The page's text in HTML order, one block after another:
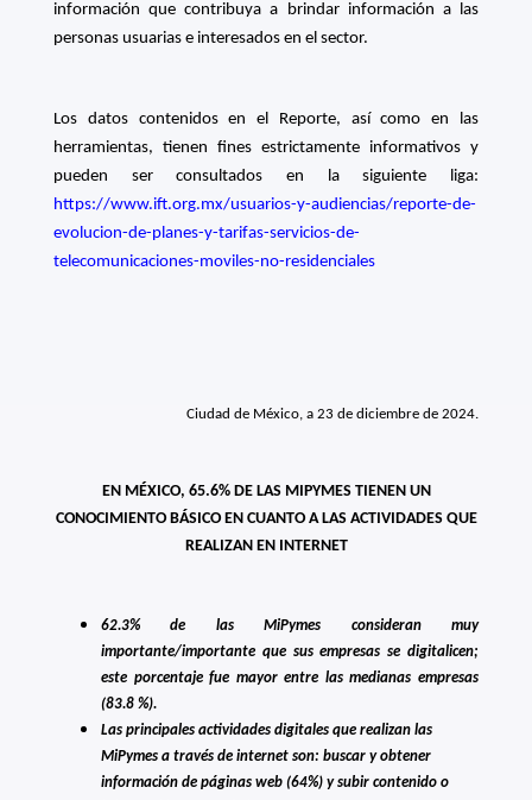
información que contribuya a brindar información a las
personas usuarias e interesados en el sector.
Los datos contenidos en el Reporte, así como en las
herramientas, tienen fines estrictamente informativos y
pueden ser consultados en la siguiente liga:
https://www.ift.org.mx/usuarios-y-audiencias/reporte-de-
evolucion-de-planes-y-tarifas-servicios-de-
telecomunicaciones-moviles-no-residenciales
Ciudad de México, a 23 de diciembre de 2024.
EN MÉXICO, 65.6% DE LAS MIPYMES TIENEN UN
CONOCIMIENTO BÁSICO EN CUANTO A LAS ACTIVIDADES QUE
REALIZAN EN INTERNET
62.3% de las MiPymes consideran muy
importante/importante que sus empresas se digitalicen;
este porcentaje fue mayor entre las medianas empresas
(83.8 %).
Las principales actividades digitales que realizan las
MiPymes a través de internet son: buscar y obtener
información de páginas web (64%) y subir contenido o